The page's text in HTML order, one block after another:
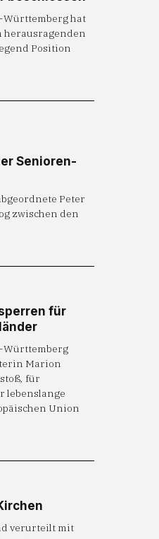
hat
herausragenden
Position
Senioren-
Peter
zwischen den
für
Württemberg
Marion
für
lebenslange
Union
verurteilt mit